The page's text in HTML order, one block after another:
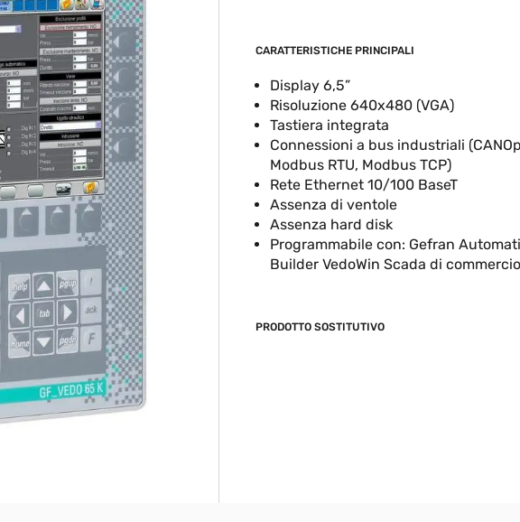
CARATTERISTICHE PRINCIPALI
Display 6,5”
Risoluzione 640x480 (VGA)
Tastiera integrata
Connessioni a bus industriali
Modbus RTU, Modbus TCP)
Rete Ethernet 10/100 BaseT
Assenza di ventole
Assenza hard disk
Programmabile con: Gefran
Builder VedoWin Scada di commercio
PRODOTTO SOSTITUTIVO